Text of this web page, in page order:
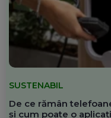
SUSTENABIL
De ce rămân
și cum poate o